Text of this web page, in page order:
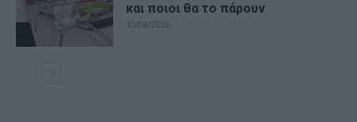
και ποιοι θα το πάρουν
10/08/2026